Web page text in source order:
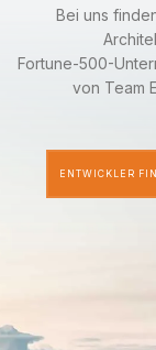
Bei uns
Fortune-500-
von Team
ENTWICKLER